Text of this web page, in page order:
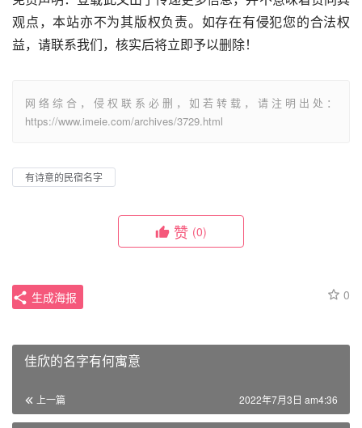
观点，本站亦不为其版权负责。如存在有侵犯您的合法权
益，请联系我们，核实后将立即予以删除！
网络综合，侵权联系必删，如若转载，请注明出处：
https://www.imeie.com/archives/3729.html
有诗意的民宿名字
赞 (0)
0
生成海报
佳欣的名字有何寓意
上一篇 2022年7月3日 am4:36